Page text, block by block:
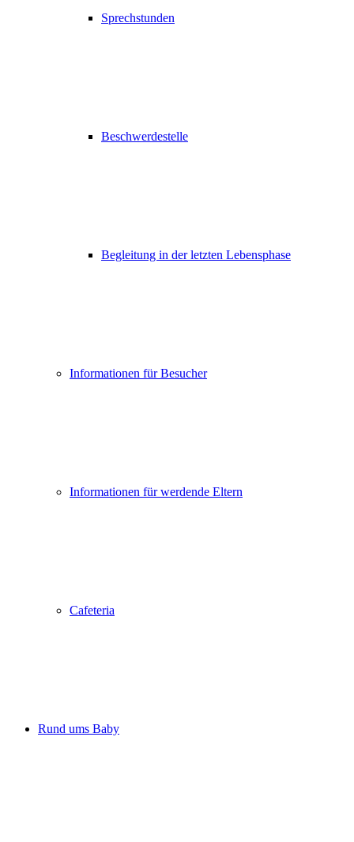
Sprechstunden
Beschwerdestelle
Begleitung in der letzten Lebensphase
Informationen für Besucher
Informationen für werdende Eltern
Cafeteria
Rund ums Baby